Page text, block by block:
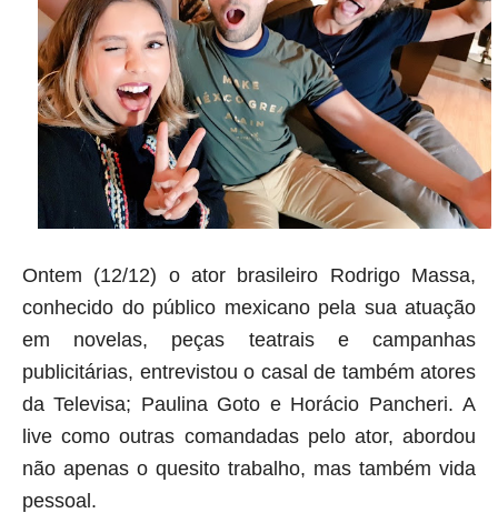
Ontem (12/12) o ator brasileiro Rodrigo Massa,
conhecido do público mexicano pela sua atuação
em novelas, peças teatrais e campanhas
publicitárias, entrevistou o casal de também atores
da Televisa; Paulina Goto e Horácio Pancheri. A
live como outras comandadas pelo ator, abordou
não apenas o quesito trabalho, mas também vida
pessoal.